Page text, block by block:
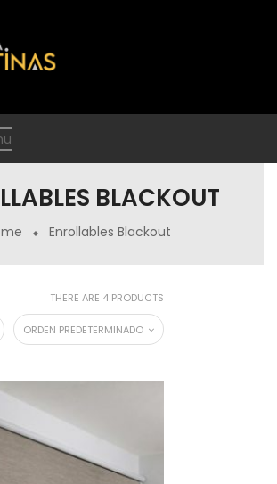
BLACKOUT
Enrollables Blackout
THERE ARE 4 PRODUCTS
ORDEN PREDETERMINADO